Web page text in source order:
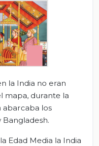
la India no eran
mapa, durante la
abarcaba los
Bangladesh.
Edad Media la India